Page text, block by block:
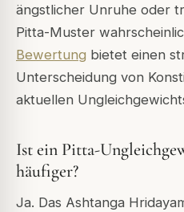
ängstlicher Unruhe oder
Pitta-Muster
Bewertung bietet einen
Unterscheidung von
aktuellen
Ist ein Pitta-
häufiger?
Ja. Das Ashtanga